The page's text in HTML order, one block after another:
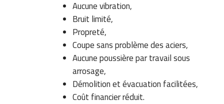
Aucune vibration,
Bruit limité,
Propreté,
Coupe sans problème des aciers,
Aucune poussière par travail sous
arrosage,
Démolition et évacuation facilitées,
Coût financier réduit.